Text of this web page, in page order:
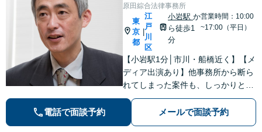
原田綜合法律事務所
東
京
都
江
戸
川
区
小岩駅か
ら徒歩1
分
営業時間：10:00
~17:00（平日）
【小岩駅1分│市川・船橋近く】【メ
ディア出演あり】他事務所から断ら
れてしまった案件も、しっかりと面
談し、法的アドバイスをいたします
【解決実績約1000件】豊富な離婚調
停・裁判実績あり【不動産業界出
電話で面談予約 メールで面談予約